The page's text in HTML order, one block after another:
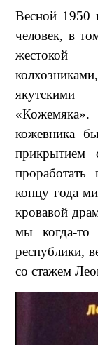
Весной 1950
человек, в
жестокой
якутскими
кожевника
прикрытием
концу года
кровавой
мы когда-то
республики,
со стажем